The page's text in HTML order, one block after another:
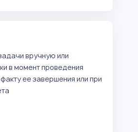
вручную или
в момент проведения
ее завершения или при